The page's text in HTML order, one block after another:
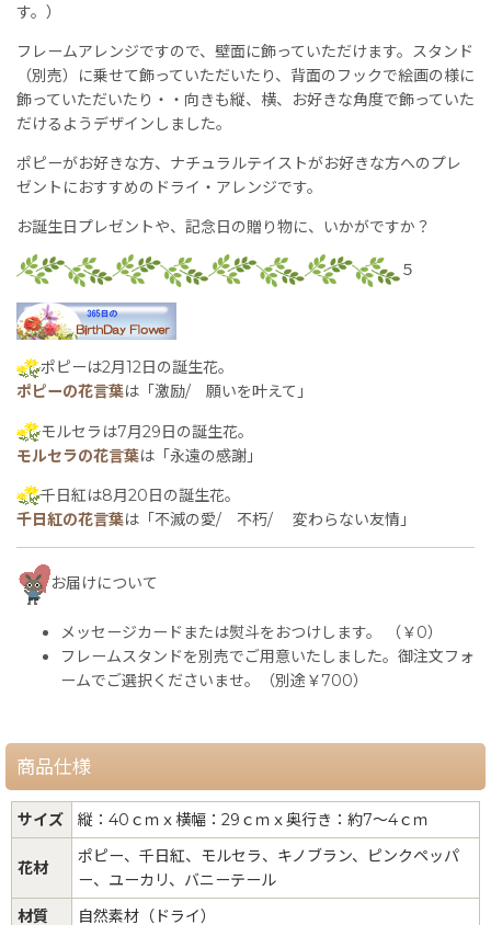
す。）
フレームアレンジですので、壁面に飾っていただけます。スタンド
（別売）に乗せて飾っていただいたり、背面のフックで絵画の様に
飾っていただいたり・・向きも縦、横、お好きな角度で飾っていた
だけるようデザインしました。
ポピーがお好きな方、ナチュラルテイストがお好きな方へのプレ
ゼントにおすすめのドライ・アレンジです。
お誕生日プレゼントや、記念日の贈り物に、いかがですか？
５
ポピーは2月12日の誕生花。
ポピーの花言葉は「激励/ 願いを叶えて」
モルセラは7月29日の誕生花。
モルセラの花言葉は「永遠の感謝」
千日紅は8月20日の誕生花。
千日紅の花言葉は「不滅の愛/ 不朽/ 変わらない友情」
お届けについて
メッセージカードまたは熨斗をおつけします。 （￥0）
フレームスタンドを別売でご用意いたしました。御注文フォ
ームでご選択くださいませ。（別途￥700）
商品仕様
サイズ 縦：40ｃｍｘ横幅：29ｃｍｘ奥行き：約7〜4ｃｍ
花材
ポピー、千日紅、モルセラ、キノブラン、ピンクペッパ
ー、ユーカリ、バニーテール
材質
自然素材（ドライ）